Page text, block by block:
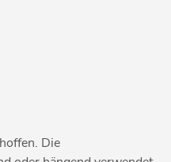
Die